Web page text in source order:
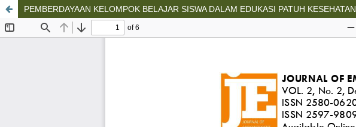
PEMBERDAYAAN KELOMPOK BELAJAR SISWA DALAM EDUKASI PATUH KESEHATAN